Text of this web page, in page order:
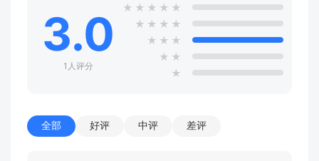
3.0
1人评分
★ ★ ★ ★ ★
★ ★ ★ ★
★ ★ ★
★ ★
★
全部 好评 中评 差评